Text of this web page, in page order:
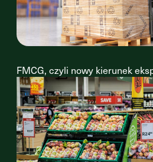
FMCG, czyli nowy kierunek